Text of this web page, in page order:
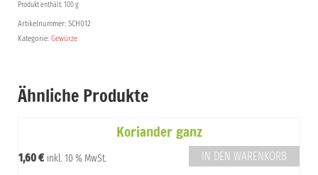
Produkt enthält: 100 g
Artikelnummer: SCH012
Kategorie: Gewürze
Ähnliche Produkte
Koriander ganz
1,60€ inkl. 10 % MwSt.
IN DEN WARENKORB